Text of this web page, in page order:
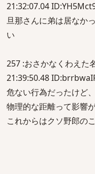
21:32:07.04
旦那さんに弟は居なか
い
257 :おさかなくわえた
21:39:50.48
危ない行為だったけど
物理的な距離って影響
これからはクソ野郎の